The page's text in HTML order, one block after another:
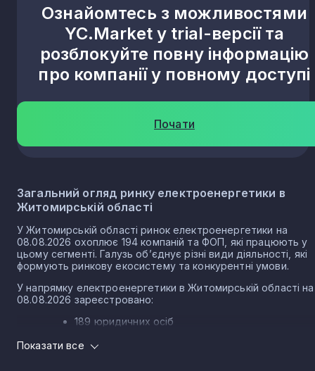
Гульськ
Сусли
Ознайомтесь з можливостями
YC.Market у trial-версії та
розблокуйте повну інформацію
про компанії у повному доступі
Почати
Загальний огляд ринку електроенергетики в
Житомирській області
У Житомирській області ринок електроенергетики на
08.08.2026 охоплює 194 компаній та ФОП, які працюють у
цьому сегменті. Галузь об’єднує різні види діяльності, які
формують ринкову екосистему та конкурентні умови.
У напрямку електроенергетики в Житомирській області на
08.08.2026 зареєстровано:
189 юридичних осіб
Показати все